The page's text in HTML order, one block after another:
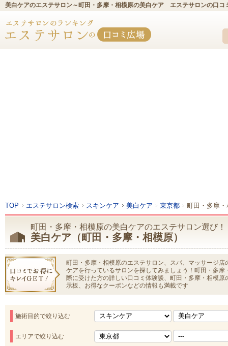
美白ケアのエステサロン～町田・多摩・相模原の美白ケア エステサロンの口コ
TOP エステサロン検索 スキンケア 美白ケア 東京都 町田・多摩・
町田・多摩・相模原の美白ケアのエステサロン選び！
美白ケア（町田・多摩・相模原）
町田・多摩・相模原のエステサロン、スパ、マッサージ
ケアを行っているサロンを探してみましょう！町田・多
際に受けた方の詳しい口コミ体験談、町田・多摩・相模
示板、お得なクーポンなどの情報も満載です
施術目的で絞り込む
エリアで絞り込む